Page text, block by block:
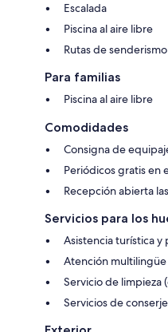
Escalada
Piscina al aire libre
Rutas de
Para familias
Piscina al aire libre
Comodidades
Consigna de
Periódicos gratis en
Recepción abierta
Servicios para los
Asistencia turística y
Atención multilingüe
Servicio de limpieza
Servicios de